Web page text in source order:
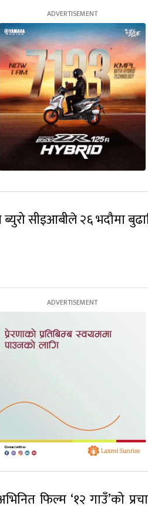
सीइआबीले २६ भदौमा
फिल्म ‘१२ गाउँ’को